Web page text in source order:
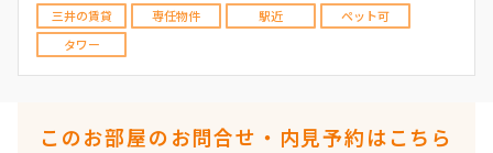
三井の賃貸 専任物件 駅近
ペット可
タワー
このお部屋のお問合せ・内見予約はこちら